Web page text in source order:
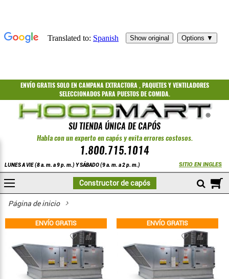
ENVÍO GRATISSOLO EN CAMPANA EXTRACTORA ,PAQUETESYVENTILADORES
SELECCIONADOS PARA PUESTOS DE COMIDA.
SU TIENDA ÚNICA DE CAPÓS
Habla con un experto en capós y evita errores costosos.
1.800.715.1014
LUNES A VIE (8 a. m. a 9 p. m.) Y SÁBADO (9 a. m. a 2 p. m.) SITIO EN INGLES
Constructor de capós
Página de inicio
COMPRAR
Aire acondicionado de reposición
ENVÍO GRATIS ENVÍO GRATIS